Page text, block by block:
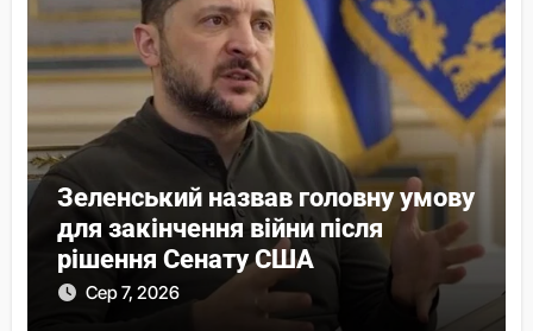
Зеленський назвав головну умову
для закінчення війни після
рішення Сенату США
Сер 7, 2026